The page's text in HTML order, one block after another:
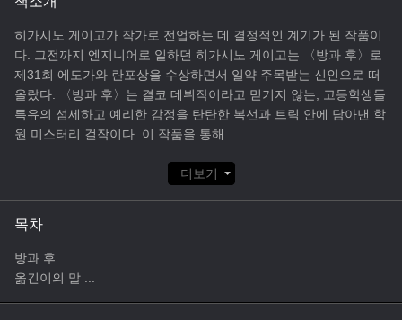
히가시노 게이고가 작가로 전업하는 데 결정적인 계기가 된 작품이
다. 그전까지 엔지니어로 일하던 히가시노 게이고는 〈방과 후〉로
제31회 에도가와 란포상을 수상하면서 일약 주목받는 신인으로 떠
올랐다. 〈방과 후〉는 결코 데뷔작이라고 믿기지 않는, 고등학생들
특유의 섬세하고 예리한 감정을 탄탄한 복선과 트릭 안에 담아낸 학
원 미스터리 걸작이다. 이 작품을 통해
더보기
목차
방과 후
옮긴이의 말